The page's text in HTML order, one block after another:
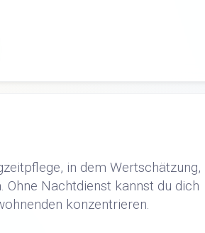
in dem Wertschätzung,
Nachtdienst kannst du dich
konzentrieren.